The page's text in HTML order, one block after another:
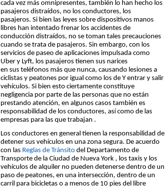
cada vez más omnipresentes, también lo han hecho los
pasajeros distraídos, no los conductores, los
pasajeros. Si bien las leyes sobre dispositivos manos
libres han intentado frenar los accidentes de
conducción distraídos, no se toman tales precauciones
cuando se trata de pasajeros. Sin embargo, con los
servicios de paseo de aplicaciones impulsada como
Uber y Lyft, los pasajeros tienen sus narices
en sus teléfonos más que nunca, causando lesiones a
ciclistas y peatones por igual como los de Y entrar y salir
vehículos. Si bien esto ciertamente constituye
negligencia por parte de las personas que no están
prestando atención, en algunos casos también es
responsabilidad de los conductores, así como de las
empresas para las que trabajan .
Los conductores en general tienen la responsabilidad de
detener sus vehículos en una zona segura. De acuerdo
con las Reglas de Tránsito del Departamento de
Transporte de la Ciudad de Nueva York , los taxis y los
vehículos de alquiler no pueden detenerse dentro de un
paso de peatones, en una intersección, dentro de un
carril para bicicletas o a menos de 10 pies del libre